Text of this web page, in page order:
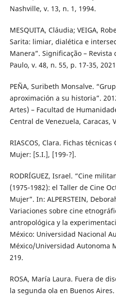
Nashville, v. 13, n. 1, 1994.
MESQUITA, Cláudia; VEIGA,
Sarita: limiar, dialética e
Manera”. Significação –
Paulo, v. 48, n. 55, p. 17-35,
PEÑA, Suribeth Monsalve.
aproximación a su historia”.
Artes) – Facultad de
Central de Venezuela, Caracas,
RIASCOS, Clara. Fichas
Mujer: [S.I.], [199-?].
RODRÍGUEZ, Israel. “Cine
(1975-1982): el Taller de Cine
Mujer”. In: ALPERSTEIN,
Variaciones sobre cine
antropológica y la
México: Universidad Nacional
México/Universidad Autonoma
219.
ROSA, María Laura. Fuera de
la segunda ola en Buenos